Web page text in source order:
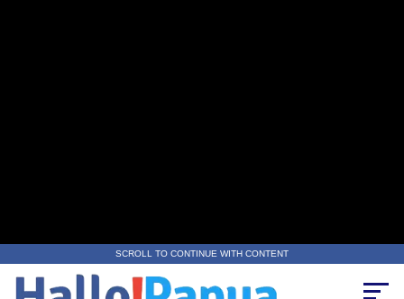
SCROLL TO CONTINUE WITH CONTENT